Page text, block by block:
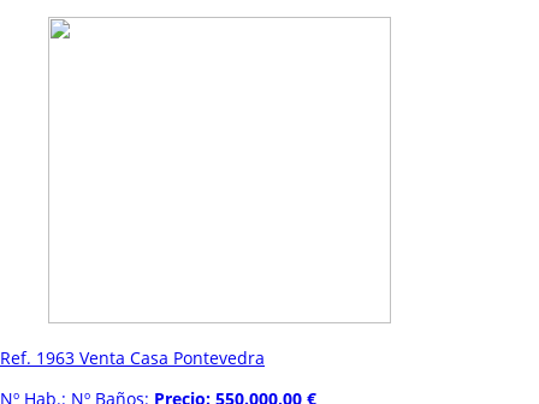
Ref. 1963 Venta Casa Pontevedra
Nº Hab.: Nº Baños: Precio: 550.000,00 €